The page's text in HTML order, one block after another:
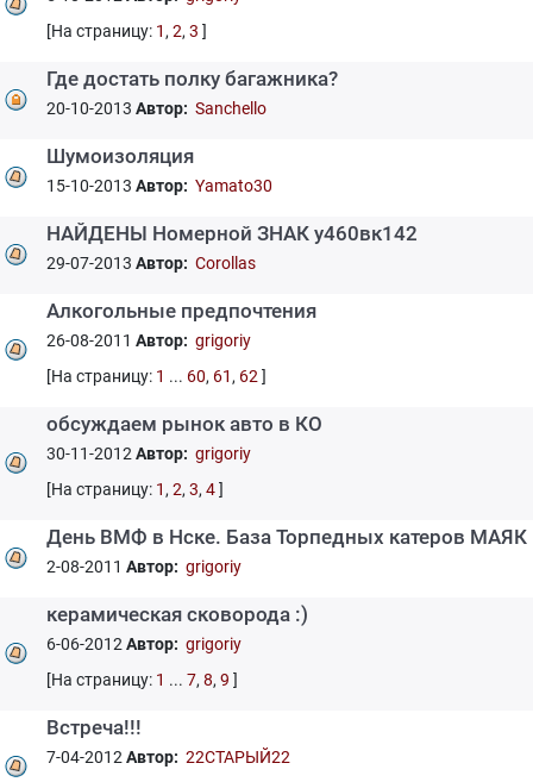
[На страницу: 1 , 2, 3 ]
Где достать полку багажника?
20-10-2013 Автор: Sanchello
Шумоизоляция
15-10-2013 Автор: Yamato30
НАЙДЕНЫ Номерной ЗНАК у460вк142
29-07-2013 Автор: Corollas
Алкогольные предпочтения
26-08-2011 Автор: grigoriy
[На страницу: 1 ... 60, 61 , 62 ]
обсуждаем рынок авто в КО
30-11-2012 Автор: grigoriy
[На страницу: 1 , 2, 3, 4]
День ВМФ в Нске. База Торпедных катеров МАЯК
2-08-2011 Автор: grigoriy
керамическая сковорода :)
6-06-2012 Автор: grigoriy
[На страницу: 1 ... 7, 8, 9 ]
Встреча!!!
7-04-2012 Автор: 22СТАРЫЙ22